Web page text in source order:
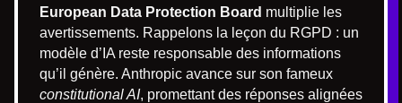
European Data Protection Board multiplie les
avertissements. Rappelons la leçon du RGPD : un
modèle d’IA reste responsable des informations
qu’il génère. Anthropic avance sur son fameux
constitutional AI, promettant des réponses alignées